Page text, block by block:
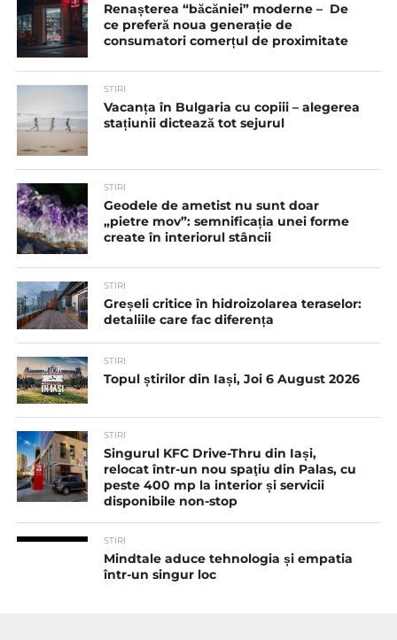
Renașterea “băcăniei” moderne – De
ce preferă noua generație de
consumatori comerțul de proximitate
STIRI
Vacanța în Bulgaria cu copiii – alegerea
stațiunii dictează tot sejurul
STIRI
Geodele de ametist nu sunt doar
„pietre mov”: semnificația unei forme
create în interiorul stâncii
STIRI
Greșeli critice în hidroizolarea teraselor:
detaliile care fac diferența
STIRI
Topul știrilor din Iași, Joi 6 August 2026
STIRI
Singurul KFC Drive-Thru din Iași,
relocat într-un nou spaţiu din Palas, cu
peste 400 mp la interior și servicii
disponibile non-stop
STIRI
Mindtale aduce tehnologia și empatia
într-un singur loc